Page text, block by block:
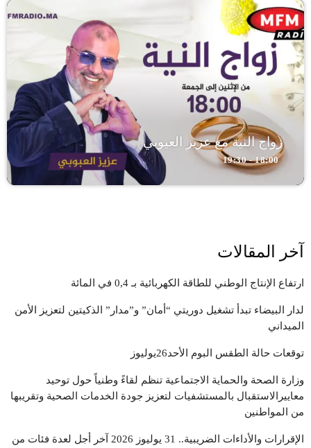
زواج النية مع عزيز العيوبي
18:00 - 19:30
آخر المقالات
ارتفاع الإنتاج الوطني للطاقة الكهربائية بـ 0,4 في المائة
لدار البيضاء تبدأ تشغيل دوريتي “أمان” و”مدار” الذكيتين لتعزيز الأمن
الميداني
توقعات حالة الطقس البوم الأحد26يوليوز
وزارة الصحة والحماية الاجتماعية تنظم لقاءً وطنياً حول توحيد
معاييرالاستقبال بالمستشفيات لتعزيز جودة الخدمات الصحية وتقريبها
من المواطنين
الإقرارات والأداءات الضريبية.. 31 يوليوز 2026 آخر أجل لعدة فئات من